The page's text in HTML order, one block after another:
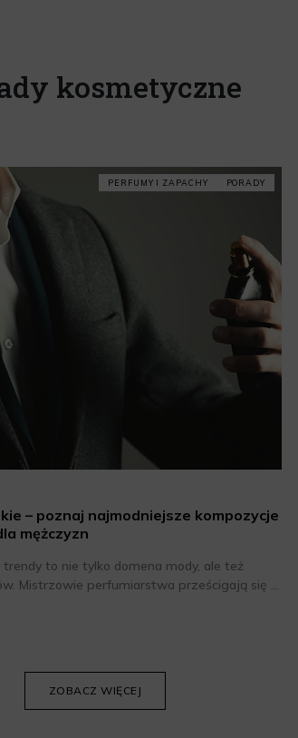
kosmetyczne
PERFUMY I ZAPACHY PORADY
– poznaj najmodniejsze kompozycje
mężczyzn
trendy to nie tylko domena mody, ale też
Mistrzowie perfumiarstwa prześcigają się w
co roku można liczyć na kilka
ZOBACZ WIĘCEJ